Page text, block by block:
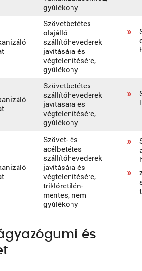
gyúlékony
Szövetbetétes
olajálló
szállítóhevederek
javítására és
végtelenítésére,
gyúlékony
Szövetbetétes
szállítóhevederek
javítására és
végtelenítésére,
gyúlékony
Szövet- és
acélbetétes
szállítóhevederek
javítására és
végtelenítésére,
triklóretilén-
mentes, nem
gyúlékony
és